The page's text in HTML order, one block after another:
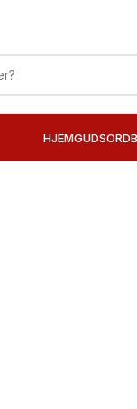
HJEMGUDSORD